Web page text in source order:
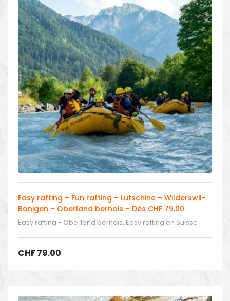
Easy rafting – Fun rafting – Lutschine – Wilderswil-
Bönigen – Oberland bernois – Dès CHF 79.00
Easy rafting - Oberland bernois, Easy rafting en Suisse
CHF79.00